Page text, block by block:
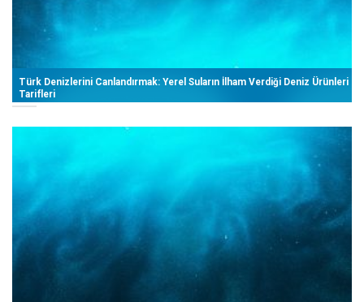
Türk Denizlerini Canlandırmak: Yerel Suların İlham Verdiği Deniz Ürünleri
Tarifleri